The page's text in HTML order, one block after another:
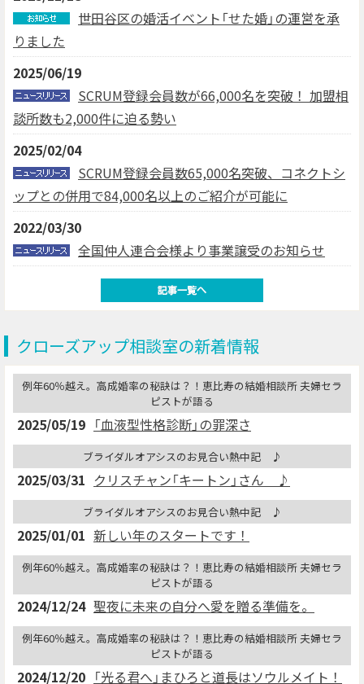
世田谷区の婚活イベント「せた婚」の運営を承
りました
2025/06/19
SCRUM登録会員数が66,000名を突破！ 加盟相
談所数も2,000件に迫る勢い
2025/02/04
SCRUM登録会員数65,000名突破、コネクトシ
ップとの併用で84,000名以上のご紹介が可能に
2022/03/30
全国仲人連合会様より事業譲受のお知らせ
クローズアップ相談室の新着情報
2025/05/19 「血液型性格診断」の罪深さ
例年60％越え。高成婚率の秘訣は？！恵比寿の結婚相談所 夫婦セラ
ピストが語る
2025/03/31 クリスチャン「キートン」さん ♪
ブライダルオアシスのお見合い熱中記 ♪
2025/01/01 新しい年のスタートです！
ブライダルオアシスのお見合い熱中記 ♪
2024/12/24 聖夜に未来の自分へ愛を贈る準備を。
例年60％越え。高成婚率の秘訣は？！恵比寿の結婚相談所 夫婦セラ
ピストが語る
2024/12/20 「光る君へ」まひろと道長はソウルメイト！
例年60％越え。高成婚率の秘訣は？！恵比寿の結婚相談所 夫婦セラ
ピストが語る